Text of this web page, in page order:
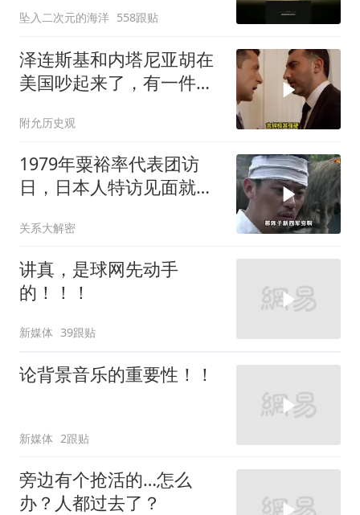
坠入二次元的海洋 558跟贴
泽连斯基和内塔尼亚胡在
美国吵起来了，有一件事
附允历史观
1979年粟裕率代表团访
日，日本人特访见面就喊
关系大解密
讲真，是球网先动手
的！！！
新媒体 39跟贴
论背景音乐的重要性！！
新媒体 2跟贴
旁边有个抢活的…怎么
办？人都过去了？